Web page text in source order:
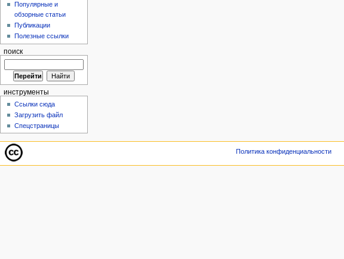
Популярные и
обзорные статьи
Публикации
Полезные ссылки
поиск
инструменты
Ссылки сюда
Загрузить файл
Спецстраницы
Политика конфиденциальности